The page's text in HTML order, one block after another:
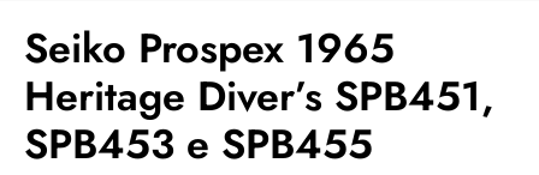
Seiko Prospex 1965
Heritage Diver’s SPB451,
SPB453 e SPB455